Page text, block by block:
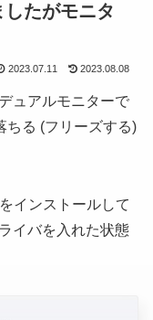
たがモニタ
2023.07.11 2023.08.08
ュアルモニターで
ちる (フリーズする)
インストールして
イバを入れた状態